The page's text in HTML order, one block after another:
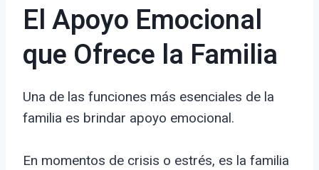
El Apoyo Emocional
que Ofrece la Familia
Una de las funciones más esenciales de la
familia es brindar apoyo emocional.
En momentos de crisis o estrés, es la familia